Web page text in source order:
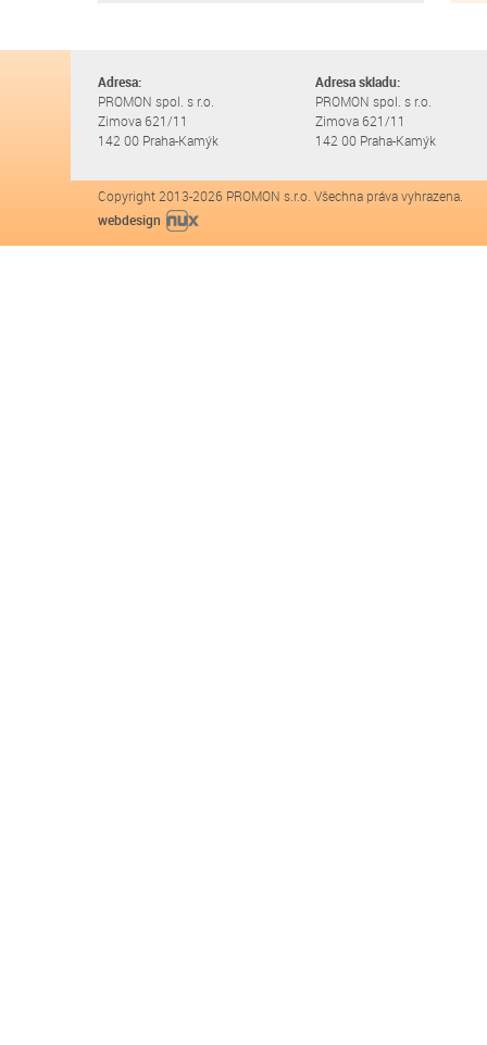
Adresa:
PROMON spol. s r.o.
Zimova 621/11
142 00 Praha-Kamýk
Adresa skladu:
PROMON spol. s r.o.
Zimova 621/11
142 00 Praha-Kamýk
Copyright 2013-2026 PROMON s.r.o. Všechna práva vyhrazena.
webdesign